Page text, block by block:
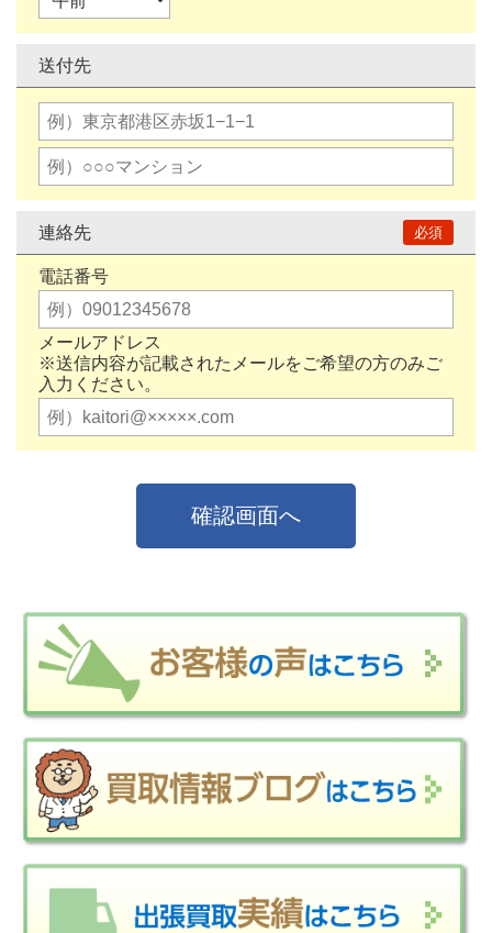
送付先
連絡先
電話番号
メールアドレス
※送信内容が記載されたメールをご希望の方のみご
入力ください。